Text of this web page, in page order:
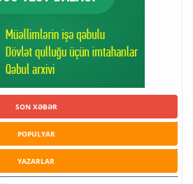
SON XƏBƏR
POPULYAR
YAZARLAR